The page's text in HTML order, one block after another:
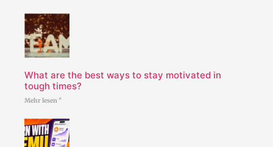
What are the best ways to stay motivated in
tough times?
Mehr lesen "